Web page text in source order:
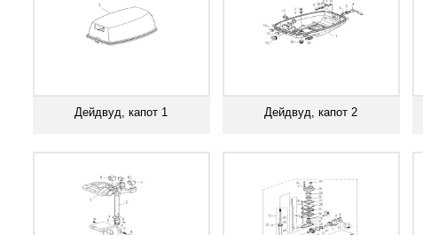
Дейдвуд, капот 1 Дейдвуд, капот 2